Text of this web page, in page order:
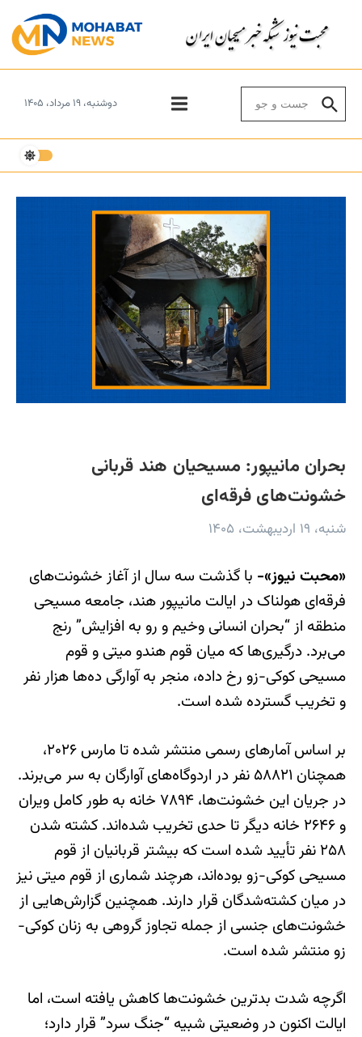
دوشنبه، ۱۹ مرداد، ۱۴۰۵
بحران مانیپور: مسیحیان هند قربانی
خشونت‌های فرقه‌ای
شنبه، ۱۹ اردیبهشت، ۱۴۰۵
«محبت نیوز»- با گذشت سه سال از آغاز خشونت‌های
فرقه‌ای هولناک در ایالت مانیپور هند، جامعه مسیحی
منطقه از “بحران انسانی وخیم و رو به افزایش” رنج
می‌برد. درگیری‌ها که میان قوم هندو میتی و قوم
مسیحی کوکی-زو رخ داده، منجر به آوارگی ده‌ها هزار نفر
و تخریب گسترده شده است.
بر اساس آمارهای رسمی منتشر شده تا مارس ۲۰۲۶،
همچنان ۵۸۸۲۱ نفر در اردوگاه‌های آوارگان به سر می‌برند.
در جریان این خشونت‌ها، ۷۸۹۴ خانه به طور کامل ویران
و ۲۶۴۶ خانه دیگر تا حدی تخریب شده‌اند. کشته شدن
۲۵۸ نفر تأیید شده است که بیشتر قربانیان از قوم
مسیحی کوکی-زو بوده‌اند، هرچند شماری از قوم میتی نیز
در میان کشته‌شدگان قرار دارند. همچنین گزارش‌هایی از
خشونت‌های جنسی از جمله تجاوز گروهی به زنان کوکی-
زو منتشر شده است.
اگرچه شدت بدترین خشونت‌ها کاهش یافته است، اما
ایالت اکنون در وضعیتی شبیه “جنگ سرد” قرار دارد؛